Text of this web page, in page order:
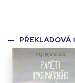
PŘEKLADOVÁ